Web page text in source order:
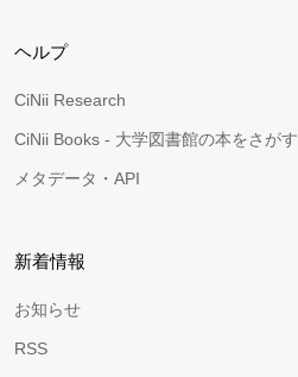
ヘルプ
CiNii Research
CiNii Books - 大学図書館の本をさがす
メタデータ・API
新着情報
お知らせ
RSS